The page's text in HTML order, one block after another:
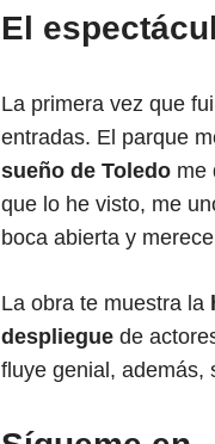
El
La primera vez que
entradas. El parque
sueño de Toledo me
que lo he visto, me
boca abierta y
La obra te muestra la
despliegue de
fluye genial, además,